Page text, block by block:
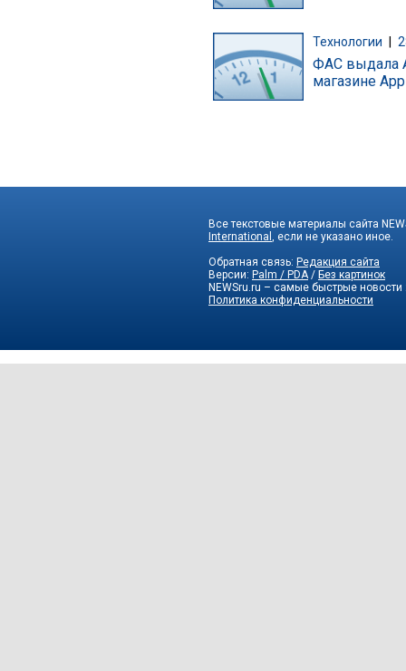
Технологии |
ФАС выдала
магазине
Все текстовые материалы сайта
International
, если не указано иное.
Обратная связь: Редакция сайта
Версии: Palm / PDA / Без картинок
NEWSru.ru – самые быстрые новости
Политика конфиденциальности